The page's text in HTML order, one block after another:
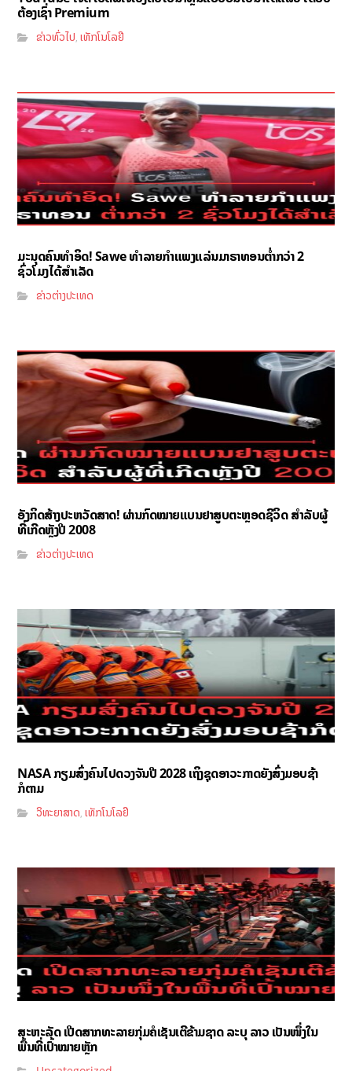
ຕ້ອງເຊົ່າ Premium
ຂ່າວທົ່ວໄປ,ເທັກໂນໂລຢີ
ມະນຸດຄົນທຳອິດ! Sawe ທຳລາຍກຳແພງແລ່ນມາຣາທອນຕ່ຳກວ່າ 2
ຊົ່ວໂມງໄດ້ສຳເລັດ
ຂ່າວຕ່າງປະເທດ
ອັງກິດສ້າງປະຫວັດສາດ! ຜ່ານກົດໝາຍແບນຢາສູບຕະຫຼອດຊີວິດ ສຳລັບຜູ້
ທີ່ເກີດຫຼັງປີ 2008
ຂ່າວຕ່າງປະເທດ
NASA ກຽມສົ່ງຄົນໄປດວງຈັນປີ 2028 ເຖິງຊຸດອາວະກາດຍັງສົ່ງມອບຊ້າ
ກໍຕາມ
ວິທະຍາສາດ,ເທັກໂນໂລຢີ
ສະຫະລັດ ເປີດສາກທະລາຍກຸ່ມຄໍເຊັນເຕີຂ້າມຊາດ ລະບຸ ລາວ ເປັນໜຶ່ງໃນ
ພື້ນທີ່ເປົ້າໝາຍຫຼັກ